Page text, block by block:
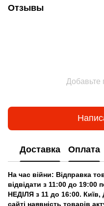
Отзывы
Добавьте
Доставка Оплата
На час війни: Відправка
відвідати з 11:00 до 19:00
НЕДІЛЯ з 11 до 16:00.
сайті наявність товарів